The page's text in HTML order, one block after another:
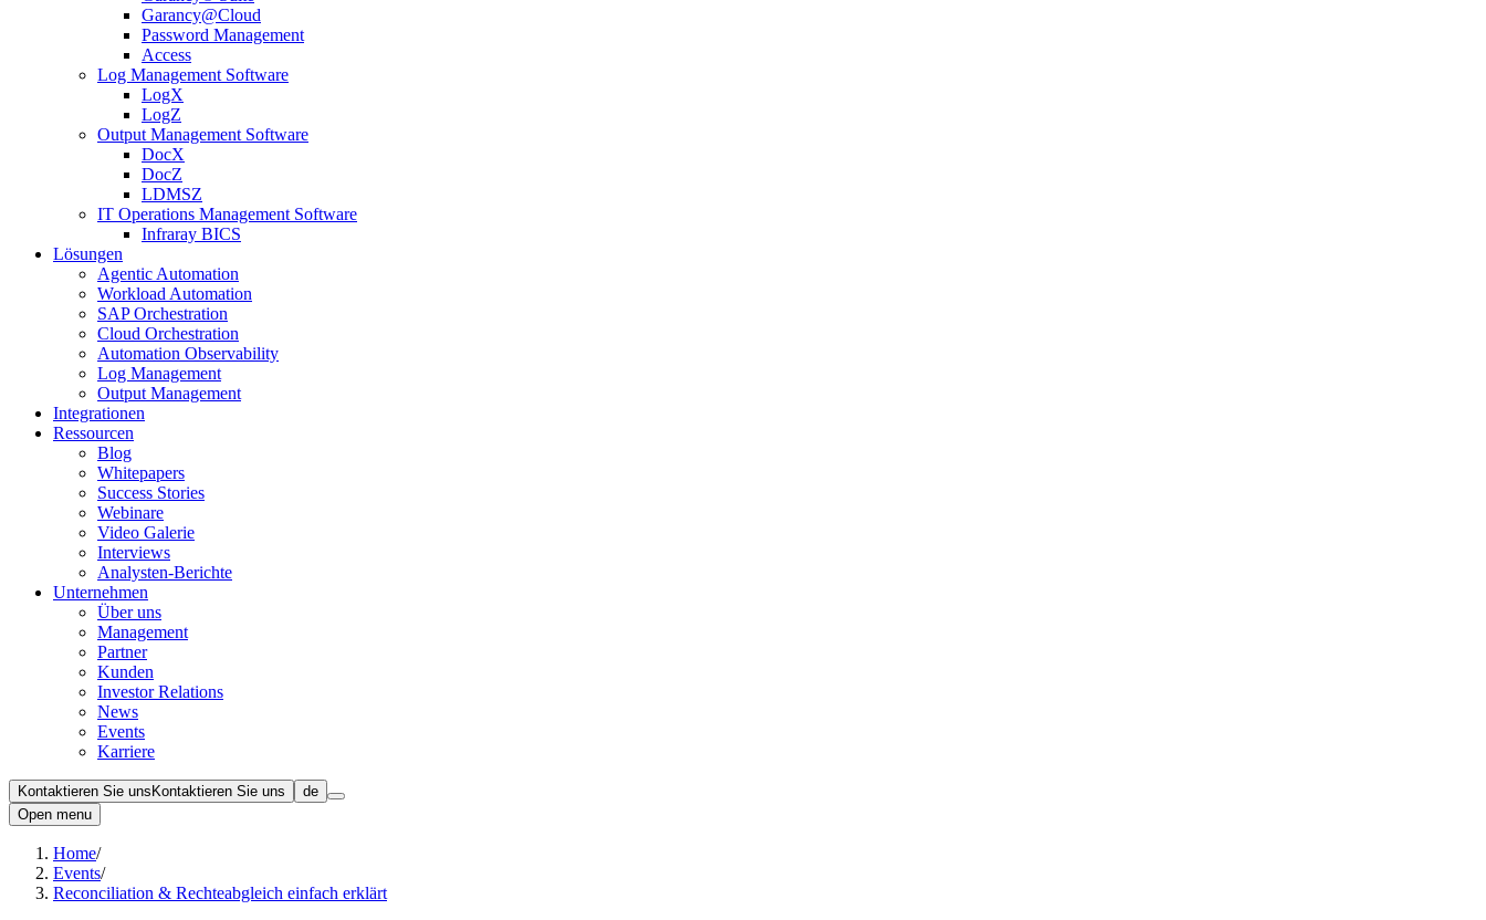
Garancy@Cloud
Password Management
Access
Log Management Software
LogX
LogZ
Output Management Software
DocX
DocZ
LDMSZ
IT Operations Management Software
Infraray BICS
Lösungen
Agentic Automation
Workload Automation
SAP Orchestration
Cloud Orchestration
Automation Observability
Log Management
Output Management
Integrationen
Ressourcen
Blog
Whitepapers
Success Stories
Webinare
Video Galerie
Interviews
Analysten-Berichte
Unternehmen
Über uns
Management
Partner
Kunden
Investor Relations
News
Events
Karriere
Kontaktieren Sie uns Kontaktieren Sie uns
de
Open menu
Home/
Events/
Reconciliation & Rechteabgleich einfach erklärt